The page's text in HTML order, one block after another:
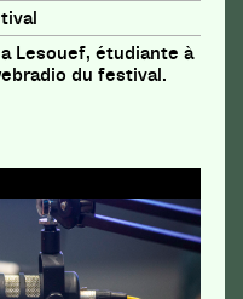
Lesouef, étudiante à
du festival.